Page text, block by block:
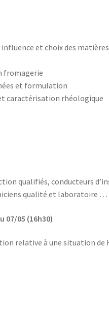
et choix des
fromagerie
et formulation
caractérisation rhéologique
qualifiés, conducteurs
qualité et laboratoire …
07/05 (16h30)
relative à une situation de